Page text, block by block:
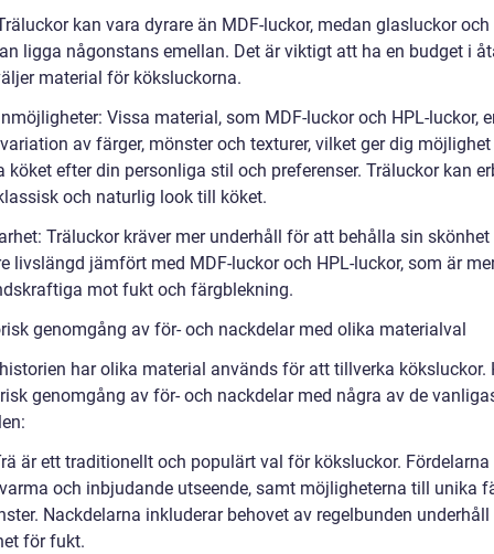
kan vara dyrare än MDF-luckor, medan glasluckor och
ligga någonstans emellan. Det är viktigt att ha en budget i
material för köksluckorna.
Vissa material, som MDF-luckor och HPL-luckor,
av färger, mönster och texturer, vilket ger dig
köket efter din personliga stil och preferenser. Träluckor kan
och naturlig look till köket.
Träluckor kräver mer underhåll för att behålla sin
livslängd jämfört med MDF-luckor och HPL-luckor, som är
mot fukt och färgblekning.
genomgång av för- och nackdelar med olika materialval
har olika material används för att tillverka köksluckor.
genomgång av för- och nackdelar med några av de
är ett traditionellt och populärt val för köksluckor.
och inbjudande utseende, samt möjligheterna till unika
Nackdelarna inkluderar behovet av regelbunden underhåll
för fukt.